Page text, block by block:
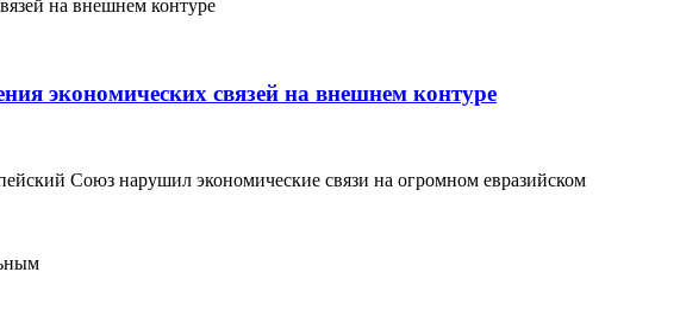
экономических связей на внешнем контуре
Союз нарушил экономические связи на огромном евразийском